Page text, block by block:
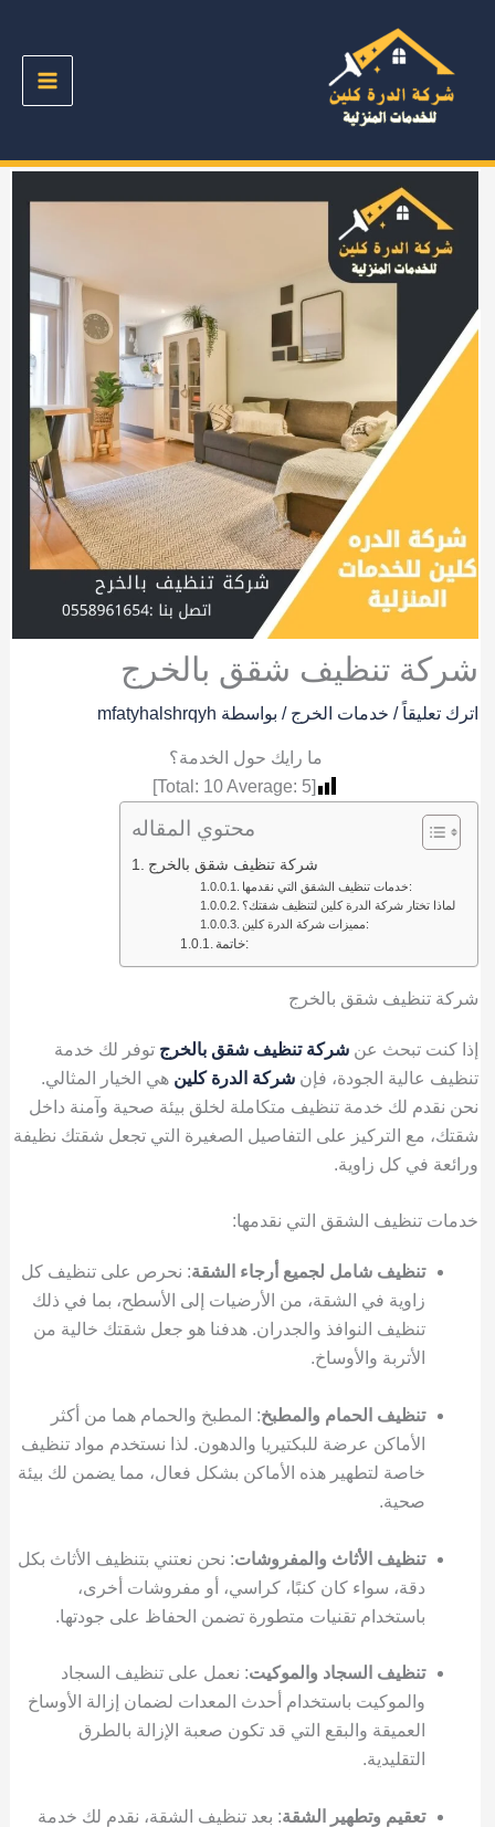
المحتوى
شركة تنظيف شقق بالخرج
اترك تعليقاً / خدمات الخرج / بواسطة mfatyhalshrqyh
ما رايك حول الخدمة؟
[Total:
10Average: 5
]
محتوي المقاله
شركة تنظيف شقق بالخرج
خدمات تنظيف الشقق التي نقدمها:
لماذا تختار شركة الدرة كلين لتنظيف شقتك؟
مميزات شركة الدرة كلين:
خاتمة:
شركة تنظيف شقق بالخرج
إذا كنت تبحث عن شركة تنظيف شقق بالخرج توفر لك خدمة
تنظيف عالية الجودة، فإن شركة الدرة كلين هي الخيار المثالي.
نحن نقدم لك خدمة تنظيف متكاملة لخلق بيئة صحية وآمنة داخل
شقتك، مع التركيز على التفاصيل الصغيرة التي تجعل شقتك نظيفة
ورائعة في كل زاوية.
خدمات تنظيف الشقق التي نقدمها:
تنظيف شامل لجميع أرجاء الشقة: نحرص على تنظيف كل
زاوية في الشقة، من الأرضيات إلى الأسطح، بما في ذلك
تنظيف النوافذ والجدران. هدفنا هو جعل شقتك خالية من
الأتربة والأوساخ.
تنظيف الحمام والمطبخ: المطبخ والحمام هما من أكثر
الأماكن عرضة للبكتيريا والدهون. لذا نستخدم مواد تنظيف
خاصة لتطهير هذه الأماكن بشكل فعال، مما يضمن لك بيئة
صحية.
تنظيف الأثاث والمفروشات: نحن نعتني بتنظيف الأثاث بكل
دقة، سواء كان كنبًا، كراسي، أو مفروشات أخرى،
باستخدام تقنيات متطورة تضمن الحفاظ على جودتها.
تنظيف السجاد والموكيت: نعمل على تنظيف السجاد
والموكيت باستخدام أحدث المعدات لضمان إزالة الأوساخ
العميقة والبقع التي قد تكون صعبة الإزالة بالطرق
التقليدية.
تعقيم وتطهير الشقة: بعد تنظيف الشقة، نقدم لك خدمة